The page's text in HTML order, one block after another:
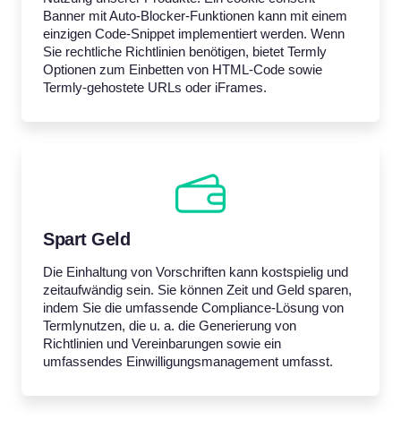
Banner mit Auto-Blocker-Funktionen kann mit einem
einzigen Code-Snippet implementiert werden. Wenn
Sie rechtliche Richtlinien benötigen, bietet Termly
Optionen zum Einbetten von HTML-Code sowie
Termly-gehostete URLs oder iFrames.
Spart Geld
Die Einhaltung von Vorschriften kann kostspielig und
zeitaufwändig sein. Sie können Zeit und Geld sparen,
indem Sie die umfassende Compliance-Lösung von
Termlynutzen, die u. a. die Generierung von
Richtlinien und Vereinbarungen sowie ein
umfassendes Einwilligungsmanagement umfasst.